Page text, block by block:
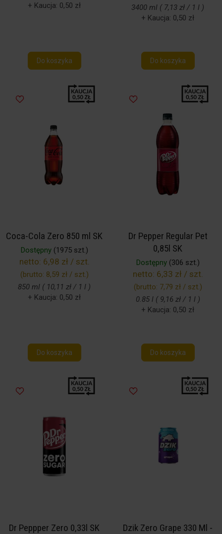
+ Kaucja: 0,50 zł
Do koszyka
3400 ml ( 7,13 zł / 1 l )
+ Kaucja: 0,50 zł
Do koszyka
Coca-Cola Zero 850 ml SK
Dostępny(1975 szt.)
netto: 6,98 zł / szt.
(brutto: 8,59 zł / szt.)
850 ml ( 10,11 zł / 1 l )
+ Kaucja: 0,50 zł
Do koszyka
Dr Pepper Regular Pet
0,85l SK
Dostępny(306 szt.)
netto: 6,33 zł / szt.
(brutto: 7,79 zł / szt.)
0.85 l ( 9,16 zł / 1 l )
+ Kaucja: 0,50 zł
Do koszyka
Dr Peppper Zero 0,33l SK
Dzik Zero Grape 330 Ml -